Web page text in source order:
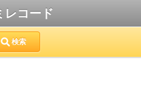
レコード
検索